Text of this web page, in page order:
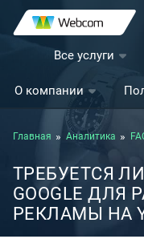
Все услуги
О компании
Главная Аналитика
ТРЕБУЕТСЯ
GOOGLE
РЕКЛАМЫ НА